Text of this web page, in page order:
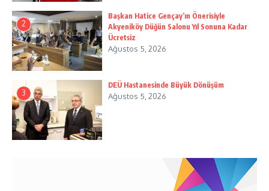
2
Başkan Hatice Gençay’ın Önerisiyle
Akyeniköy Düğün Salonu Yıl Sonuna Kadar
Ücretsiz
Ağustos 5, 2026
3
DEÜ Hastanesinde Büyük Dönüşüm
Ağustos 5, 2026